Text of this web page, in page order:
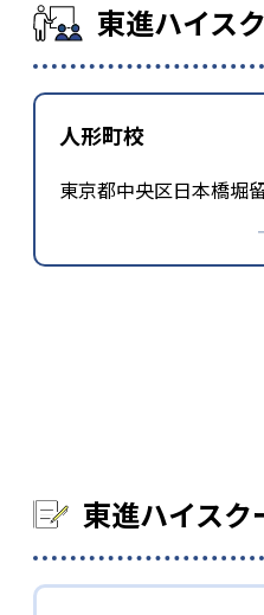
東進ハイス
人形町校
東京都中央区日本橋堀
東進ハイス